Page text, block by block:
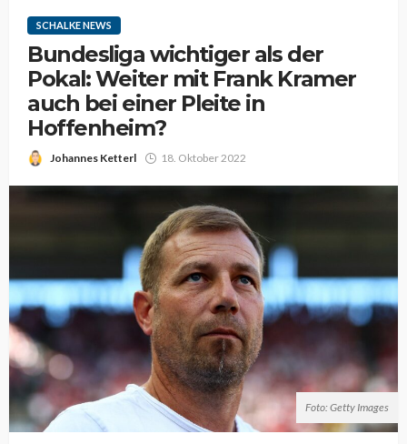
SCHALKE NEWS
Bundesliga wichtiger als der
Pokal: Weiter mit Frank Kramer
auch bei einer Pleite in
Hoffenheim?
Johannes Ketterl 18. Oktober 2022
Foto: Getty Images